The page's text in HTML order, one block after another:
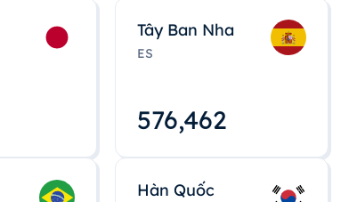
Tây Ban Nha
ES
576,463
Hàn Quốc